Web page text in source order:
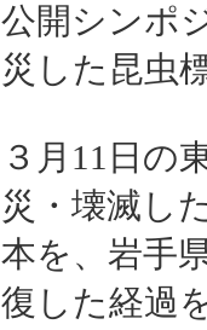
公開シンポ
災した昆虫
３月11日の
災・壊滅し
本を、岩手
復した経過